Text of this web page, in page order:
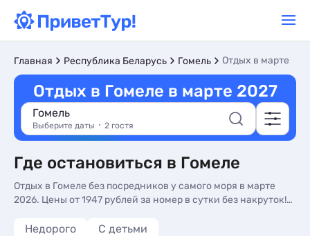
Главная Республика Беларусь Гомель Отдых в марте
Отдых в Гомеле в марте 2027
Гомель
Выберите даты 2 гостя
Где остановиться в Гомеле
Отдых в Гомеле без посредников у самого моря в марте
2026. Цены от 1947 рублей за номер в сутки без накруток!
Недорого С детьми